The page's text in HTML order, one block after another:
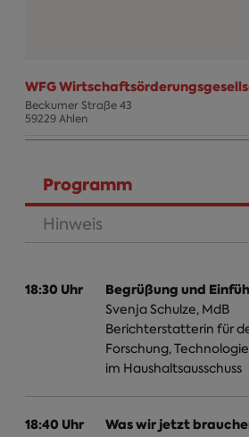
WFG
Beckumer Straße 43
59229 Ahlen
Termin Info
Programm
(aktiver Reiter)
Hinweis
18:30 Uhr Begrüßung und
Svenja Schulze, MdB
Berichterstatterin für
Forschung,
im Haushaltsausschuss
18:40 Uhr
Was wir jetzt